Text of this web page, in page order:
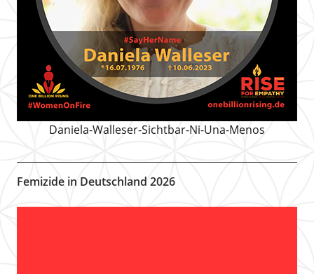
Daniela-Walleser-Sichtbar-Ni-Una-Menos
Femizide in Deutschland 2026